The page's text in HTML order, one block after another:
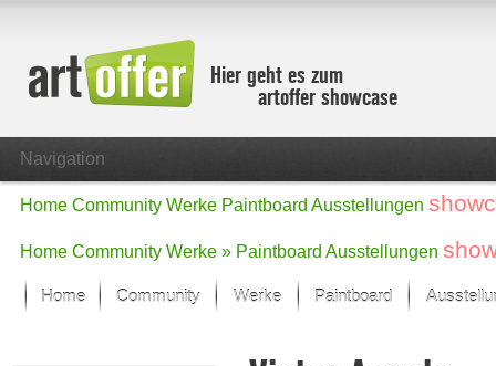
Hier geht es zum
artoffer showcase
Navigation
Home Community Werke Paintboard Ausstellungen
Home Community Werke » Paintboard Ausstellungen
Home Community Werke Paintboard